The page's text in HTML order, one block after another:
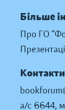
Більше
Про ГО
Контакти
а/с 6644,